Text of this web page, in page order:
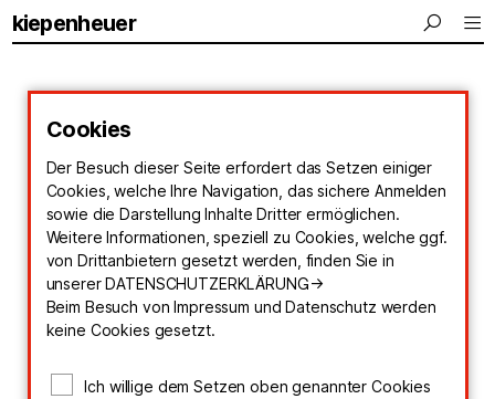
kiepenheuer
Cookies
Der Besuch dieser Seite erfordert das Setzen einiger
Cookies, welche Ihre Navigation, das sichere Anmelden
sowie die Darstellung Inhalte Dritter ermöglichen.
Weitere Informationen, speziell zu Cookies, welche ggf.
von Drittanbietern gesetzt werden, finden Sie in
unsererDATENSCHUTZERKLÄRUNG->
Beim Besuch von Impressum und Datenschutz werden
keine Cookies gesetzt.
Ich willige dem Setzen oben genannter Cookies